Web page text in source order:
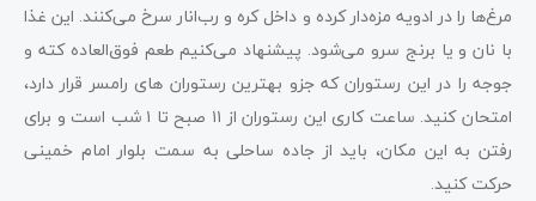
مرغ‌ها را در ادویه مزه‌دار کرده و داخل کره و رب‌انار سرخ می‌کنند. این غذا
با نان و یا برنج سرو می‌شود. پیشنهاد می‌کنیم طعم فوق‌العاده کته و
جوجه را در این رستوران که جزو بهترین رستوران‌ های رامسر قرار دارد،
امتحان کنید. ساعت کاری این رستوران از ۱۱ صبح تا ۱ شب است و برای
رفتن به این مکان، باید از جاده ساحلی به سمت بلوار امام خمینی
حرکت کنید.